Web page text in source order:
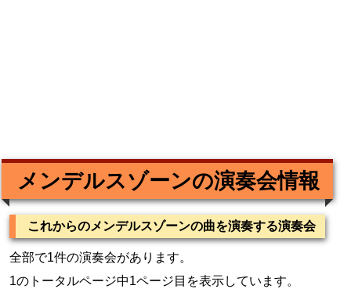
メンデルスゾーンの演奏会情報
これからのメンデルスゾーンの曲を演奏する演奏会
全部で1件の演奏会があります。
1のトータルページ中1ページ目を表示しています。